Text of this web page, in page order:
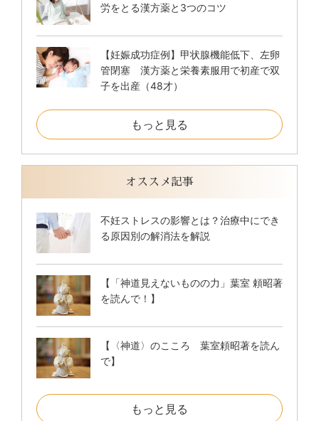
労をとる漢方薬と3つのコツ
【妊娠成功症例】甲状腺機能低下、左卵
管閉塞 漢方薬と栄養素服用で初産で双
子を出産（48才）
もっと見る
オススメ記事
不妊ストレスの影響とは？治療中にでき
る原因別の解消法を解説
【「神道見えないものの力」葉室 頼昭著
を読んで！】
【〈神道〉のこころ 葉室頼昭著を読ん
で】
もっと見る